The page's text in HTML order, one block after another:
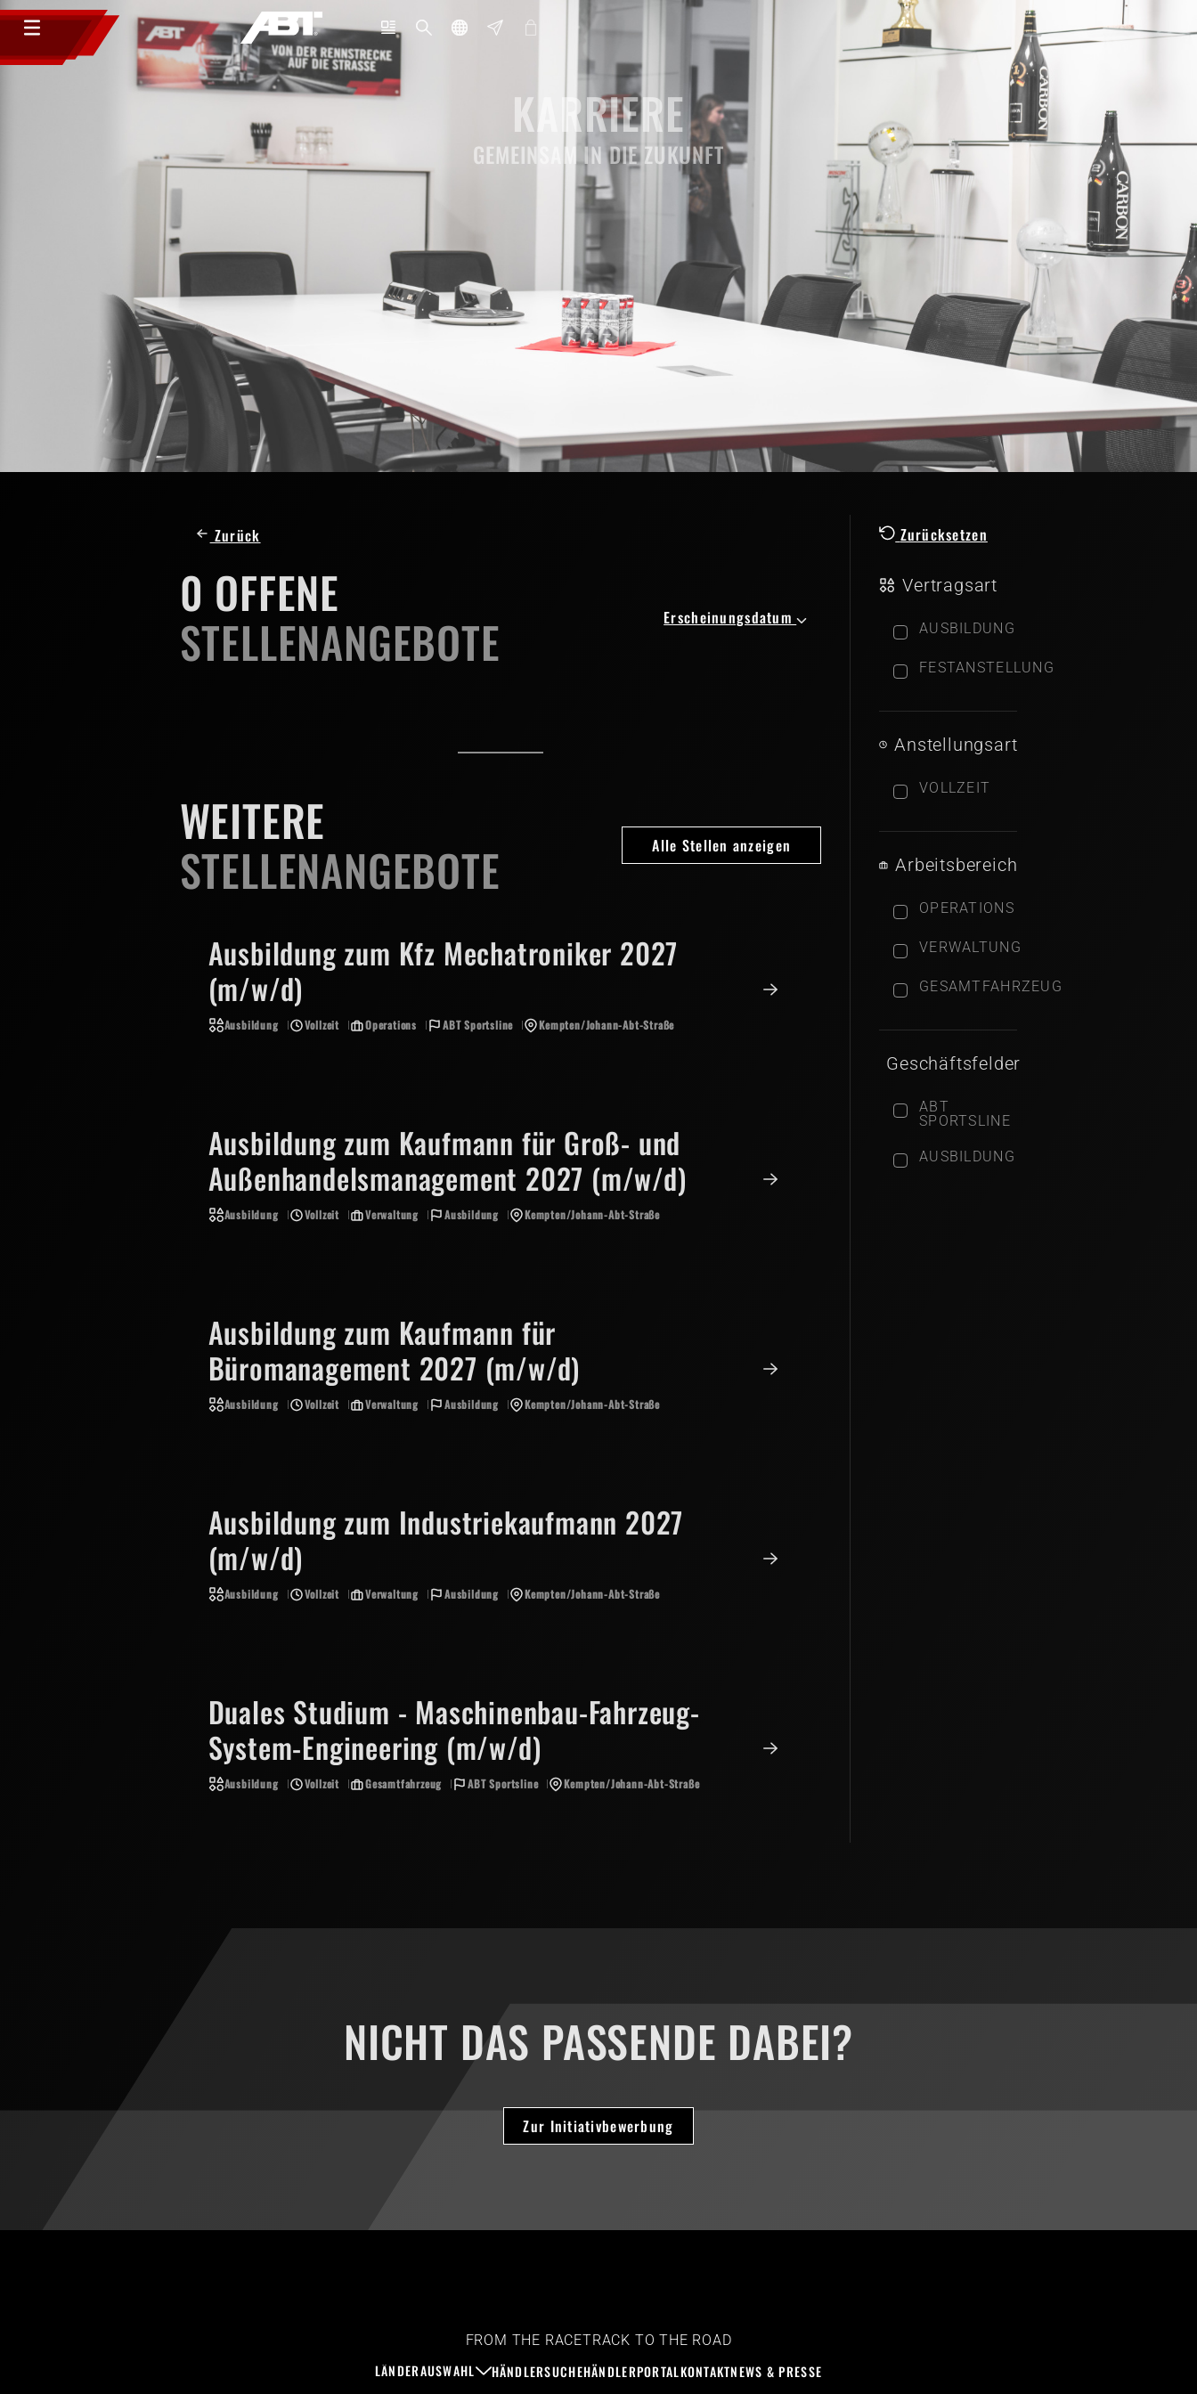
KARRIERE
GEMEINSAM IN DIE ZUKUNFT
Zurück
0 OFFENE
STELLENANGEBOTE Erscheinungsdatum
WEITERE
STELLENANGEBOTE Alle Stellen anzeigen
Ausbildung zum Kfz Mechatroniker 2027
(m/w/d)
Ausbildung Vollzeit Operations ABT Sportsline Kempten/Johann-Abt-Straße
Ausbildung zum Kaufmann für Groß- und
Außenhandelsmanagement 2027 (m/w/d)
Ausbildung Vollzeit Verwaltung Ausbildung Kempten/Johann-Abt-Straße
Ausbildung zum Kaufmann für
Büromanagement 2027 (m/w/d)
Ausbildung Vollzeit Verwaltung Ausbildung Kempten/Johann-Abt-Straße
Ausbildung zum Industriekaufmann 2027
(m/w/d)
Ausbildung Vollzeit Verwaltung Ausbildung Kempten/Johann-Abt-Straße
Duales Studium - Maschinenbau-Fahrzeug-
System-Engineering (m/w/d)
Ausbildung Vollzeit Gesamtfahrzeug ABT Sportsline Kempten/Johann-Abt-Straße
Zurücksetzen
Vertragsart
AUSBILDUNG
FESTANSTELLUNG
Anstellungsart
VOLLZEIT
Arbeitsbereich
OPERATIONS
VERWALTUNG
GESAMTFAHRZEUG
Geschäftsfelder
ABT
SPORTSLINE
AUSBILDUNG
NICHT DAS PASSENDE DABEI?
Zur Initiativbewerbung
FROM THE RACETRACK TO THE ROAD
LÄNDERAUSWAHL HÄNDLERSUCHEHÄNDLERPORTALKONTAKTNEWS & PRESSE